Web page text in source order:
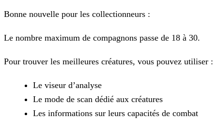
Bonne nouvelle pour les collectionneurs :
Le nombre maximum de compagnons passe de 18 à 30.
Pour trouver les meilleures créatures, vous pouvez utiliser :
Le viseur d’analyse
Le mode de scan dédié aux créatures
Les informations sur leurs capacités de combat